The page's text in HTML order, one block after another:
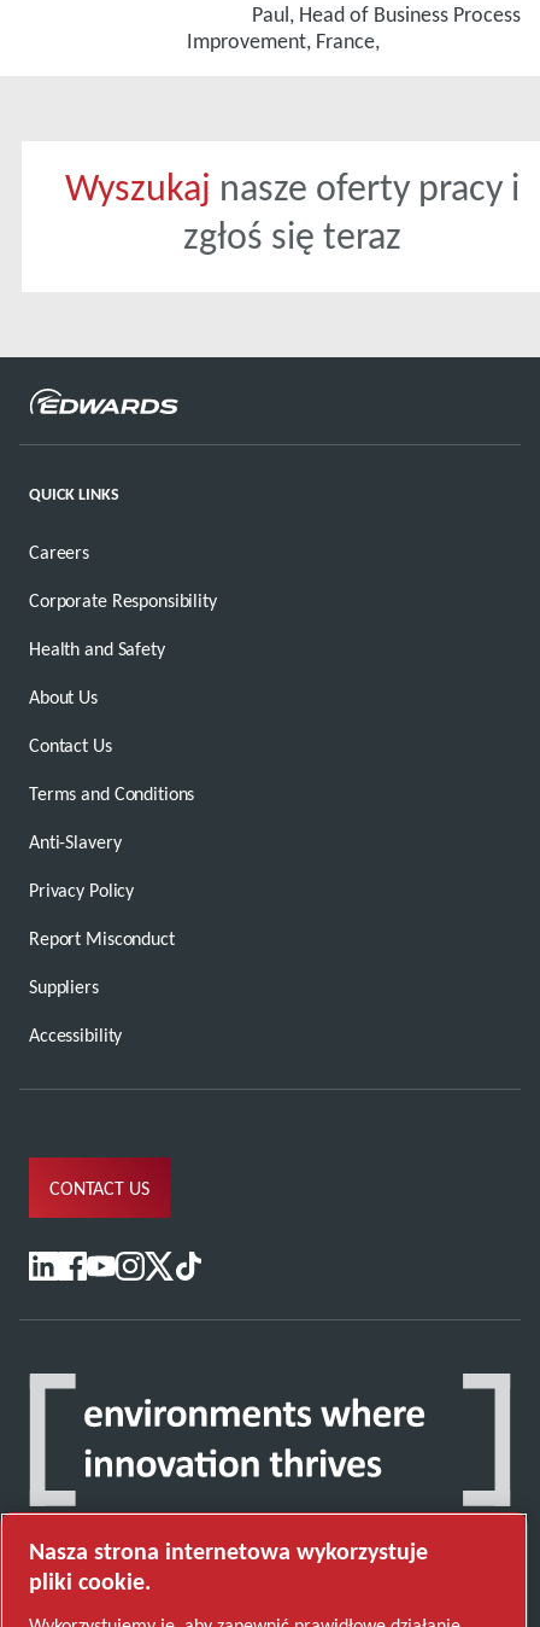
Paul, Head of Business Process
Improvement, France,
Wyszukaj nasze oferty pracy i
zgłoś się teraz
QUICK LINKS
Careers
Corporate Responsibility
Health and Safety
About Us
Contact Us
Terms and Conditions
Anti-Slavery
Privacy Policy
Report Misconduct
Suppliers
Accessibility
CONTACT US
Nasza strona internetowa wykorzystuje
pliki cookie.